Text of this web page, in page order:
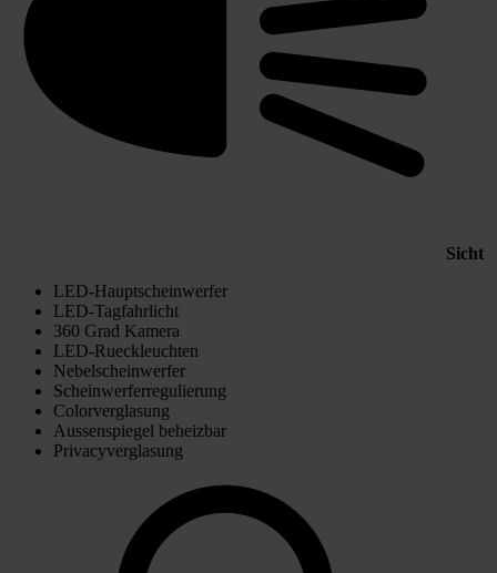
Sicht
LED-Hauptscheinwerfer
LED-Tagfahrlicht
360 Grad Kamera
LED-Rueckleuchten
Nebelscheinwerfer
Scheinwerferregulierung
Colorverglasung
Aussenspiegel beheizbar
Privacyverglasung